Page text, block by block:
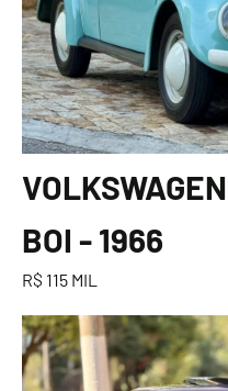
BOI - 1966
R$ 115 MIL